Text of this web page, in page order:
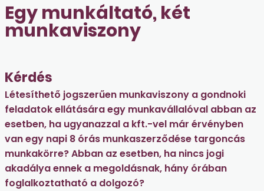
Egy munkáltató, két
munkaviszony
Kérdés
Létesíthető jogszerűen munkaviszony a gondnoki
feladatok ellátására egy munkavállalóval abban az
esetben, ha ugyanazzal a kft.-vel már érvényben
van egy napi 8 órás munkaszerződése targoncás
munkakörre? Abban az esetben, ha nincs jogi
akadálya ennek a megoldásnak, hány órában
foglalkoztatható a dolgozó?